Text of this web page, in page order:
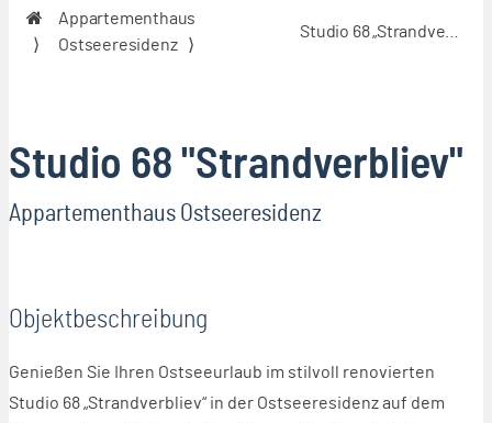
Alle
Bosau
Haus
Aussicht
Appartementhaus
Ostseeresidenz
Studio 68 "Strandverbliev"
Appartementhaus Ostseeresidenz
Objektbeschreibung
Genießen Sie Ihren Ostseeurlaub im stilvoll renovierten
Studio 68 „Strandverbliev“ in der Ostseeresidenz auf dem